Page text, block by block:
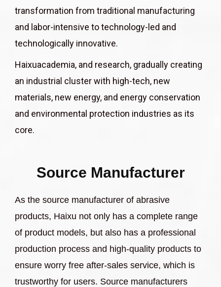
transformation from traditional manufacturing
and labor-intensive to technology-led and
technologically innovative.
Haixuacademia, and research, gradually creating
an industrial cluster with high-tech, new
materials, new energy, and energy conservation
and environmental protection industries as its
core.
Source Manufacturer
As the source manufacturer of abrasive
products, Haixu not only has a complete range
of product models, but also has a professional
production process and high-quality products to
ensure worry free after-sales service, which is
trustworthy for users. Source manufacturers